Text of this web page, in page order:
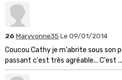
26 Maryvonne35 Le 09/01/2014
Coucou Cathy je m'abrite sous son
passant c'est très agréable... C'est ...